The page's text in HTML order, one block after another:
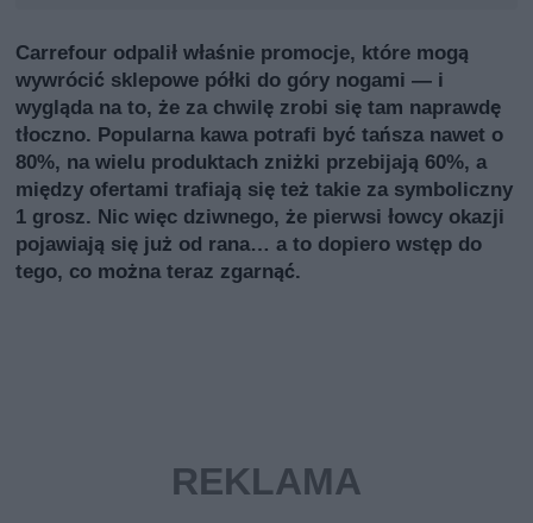
Carrefour odpalił właśnie promocje, które mogą
wywrócić sklepowe półki do góry nogami — i
wygląda na to, że za chwilę zrobi się tam naprawdę
tłoczno. Popularna kawa potrafi być tańsza nawet o
80%, na wielu produktach zniżki przebijają 60%, a
między ofertami trafiają się też takie za symboliczny
1 grosz. Nic więc dziwnego, że pierwsi łowcy okazji
pojawiają się już od rana… a to dopiero wstęp do
tego, co można teraz zgarnąć.